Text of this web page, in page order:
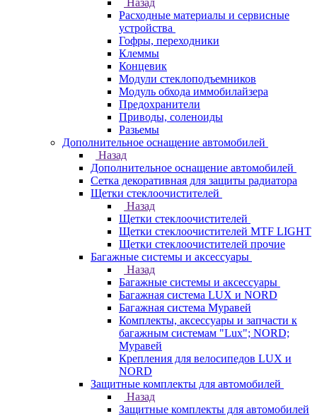
Назад
Расходные материалы и сервисные
устройства
Гофры, переходники
Клеммы
Концевик
Модули стеклоподъемников
Модуль обхода иммобилайзера
Предохранители
Приводы, соленоиды
Разьемы
Дополнительное оснащение автомобилей
Назад
Дополнительное оснащение автомобилей
Сетка декоративная для защиты радиатора
Щетки стеклоочистителей
Назад
Щетки стеклоочистителей
Щетки стеклоочистителей MTF LIGHT
Щетки стеклоочистителей прочие
Багажные системы и аксессуары
Назад
Багажные системы и аксессуары
Багажная система LUX и NORD
Багажная система Муравей
Комплекты, аксессуары и запчасти к
багажным системам "Lux"; NORD;
Муравей
Крепления для велосипедов LUX и
NORD
Защитные комплекты для автомобилей
Назад
Защитные комплекты для автомобилей